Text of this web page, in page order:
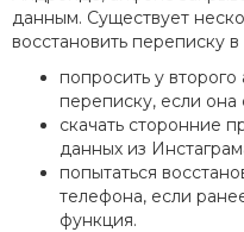
данным. Существует
восстановить переписку
попросить у
переписку, если она
скачать сторонние
данных из
попытаться
телефона, если
функция.